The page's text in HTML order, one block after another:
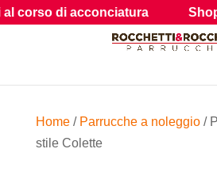
Home/ Parrucche a noleggio/
stile Colette
Shop: Hair